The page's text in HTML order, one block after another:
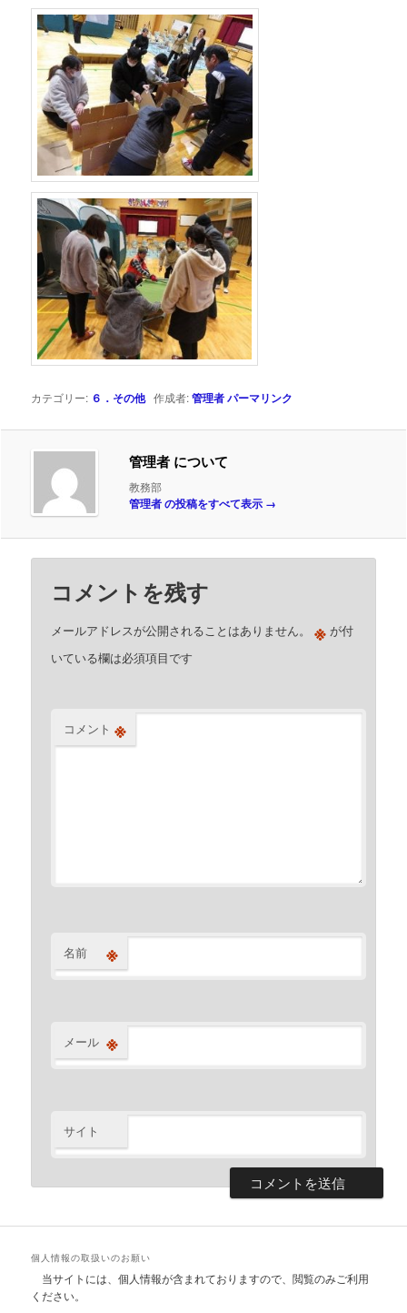
カテゴリー: ６．その他作成者:管理者パーマリンク
管理者 について
教務部
管理者 の投稿をすべて表示 →
コメントを残す
メールアドレスが公開されることはありません。 ※ が付
いている欄は必須項目です
コメント ※
名前 ※
メール ※
サイト
個人情報の取扱いのお願い
当サイトには、個人情報が含まれておりますので、閲覧のみご利用
ください。